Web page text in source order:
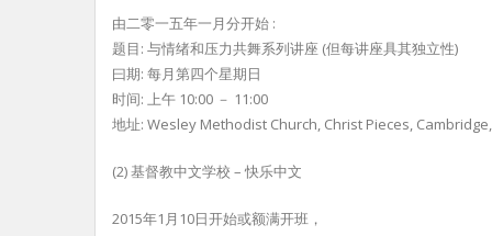
由二零一五年一月分开始 :
题目: 与情绪和压力共舞系列讲座 (但每讲座具其独立性)
曰期: 每月第四个星期日
时间: 上午 10:00 － 11:00
地址: Wesley Methodist Church, Christ Pieces, Cambridge,
(2) 基督教中文学校 – 快乐中文
2015年1月10日开始或额满开班，